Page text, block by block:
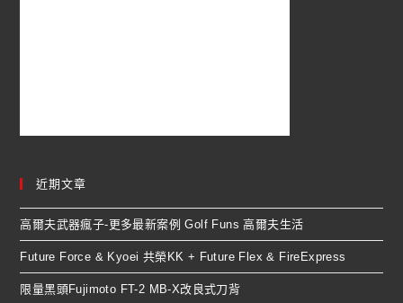
近期文章
高爾夫武器瘋子-更多最新案例 Golf Funs 高爾夫生活
Future Force & Kyoei 共榮KK + Future Flex & FireExpress
限量黑頭Fujimoto FT-2 MB-X改良式刀背